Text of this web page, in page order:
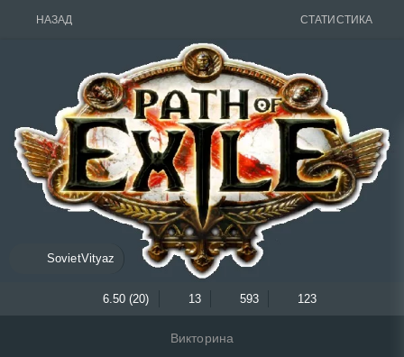
НАЗАД СТАТИСТИКА
SovietVityaz
6.50 (20) 13 593 123
Викторина